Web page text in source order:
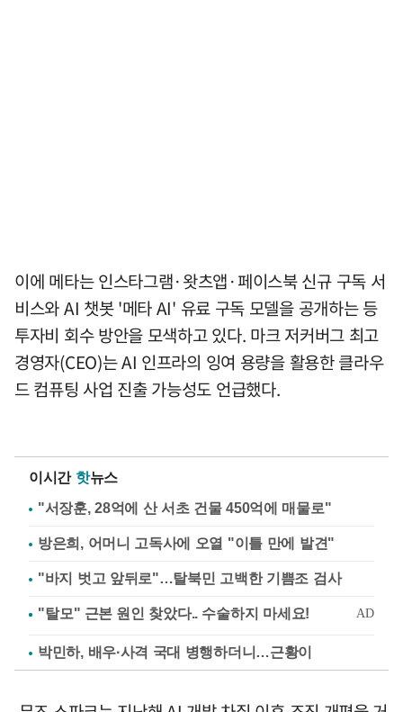
이에 메타는 인스타그램·왓츠앱·페이스북 신규 구독 서
비스와 AI 챗봇 '메타 AI' 유료 구독 모델을 공개하는 등
투자비 회수 방안을 모색하고 있다. 마크 저커버그 최고
경영자(CEO)는 AI 인프라의 잉여 용량을 활용한 클라우
드 컴퓨팅 사업 진출 가능성도 언급했다.
이시간 핫뉴스
"서장훈, 28억에 산 서초 건물 450억에 매물로"
방은희, 어머니 고독사에 오열 "이틀 만에 발견"
"바지 벗고 앞뒤로"…탈북민 고백한 기쁨조 검사
박민하, 배우·사격 국대 병행하더니…근황이